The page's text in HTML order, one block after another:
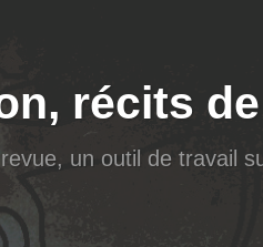
récits
un outil de travail